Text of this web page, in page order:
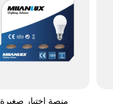
منصة اختبار صغيرة